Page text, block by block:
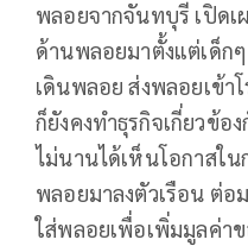
พลอยจากจันทบุรี เปิด
ด้านพลอยมาตั้งแต่เด็ก
เดินพลอย ส่งพลอยเข้า
ก็ยังคงทำธุรกิจเกี่ยวข้อ
ไม่นานได้เห็นโอกาสใ
พลอยมาลงตัวเรือน ต่อ
ใส่พลอยเพื่อเพิ่มมูลค่า